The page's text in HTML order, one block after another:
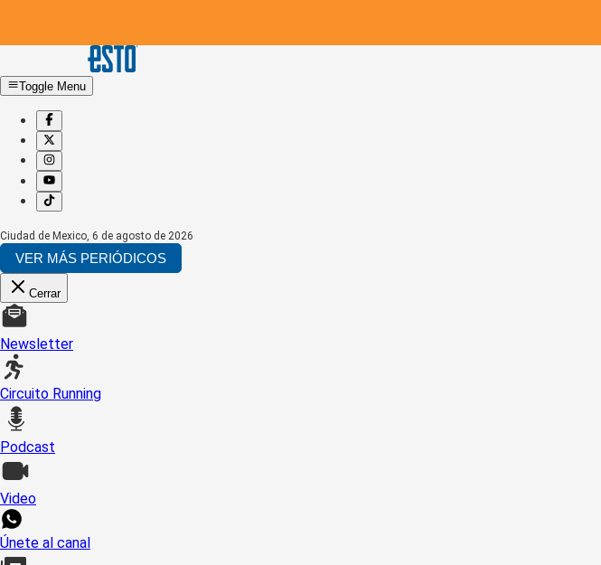
Toggle Menu
Ciudad de Mexico, 6 de agosto de 2026
VER MÁS PERIÓDICOS
Cerrar
Newsletter
Circuito Running
Podcast
Video
Únete al canal